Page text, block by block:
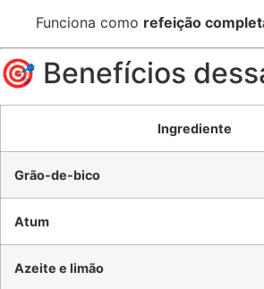
Funciona como refeição
🎯 Benefícios
Ingrediente
Grão-de-bico
Atum
Azeite e limão